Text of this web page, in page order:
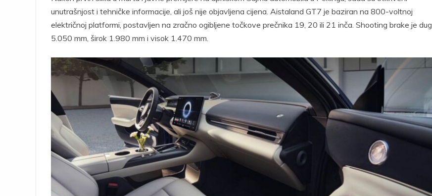
unutrašnjost i tehničke informacije, ali još nije objavljena cijena. Aistaland GT7 je baziran na 800-voltnoj
električnoj platformi, postavljen na zračno ogibljene točkove prečnika 19, 20 ili 21 inča. Shooting brake je dug
5.050 mm, širok 1.980 mm i visok 1.470 mm.